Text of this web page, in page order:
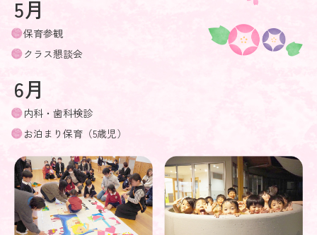
5月
保育参観
クラス懇談会
6月
内科・歯科検診
お泊まり保育（5歳児）